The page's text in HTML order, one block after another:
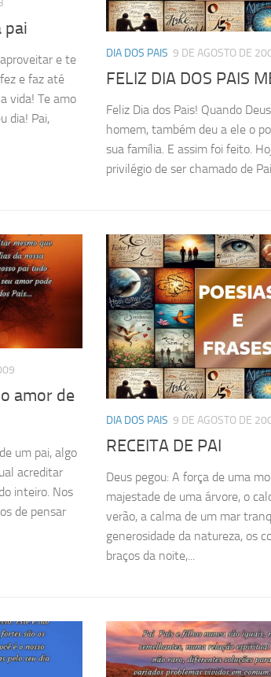
pai
e te
e faz até
vida! Te amo
dia! Pai,
DIA DOS PAIS 9 DE AGOSTO DE
FELIZ DIA DOS PAIS
Feliz Dia dos Pais! Quando
homem, também deu a ele o
sua família. E assim foi feito.
privilégio de ser chamado de
amor de
um pai, algo
acreditar
inteiro. Nos
de pensar
DIA DOS PAIS 9 DE AGOSTO DE
RECEITA DE PAI
Deus pegou: A força de uma
majestade de uma árvore, o
verão, a calma de um mar
generosidade da natureza, os
braços da noite,...